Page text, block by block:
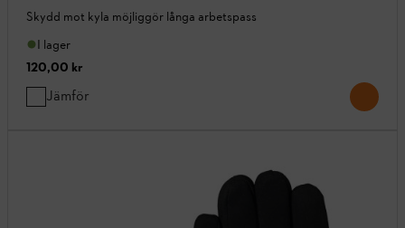
Skydd mot kyla möjliggör långa arbetspass
I lager
120,00 kr
Jämför